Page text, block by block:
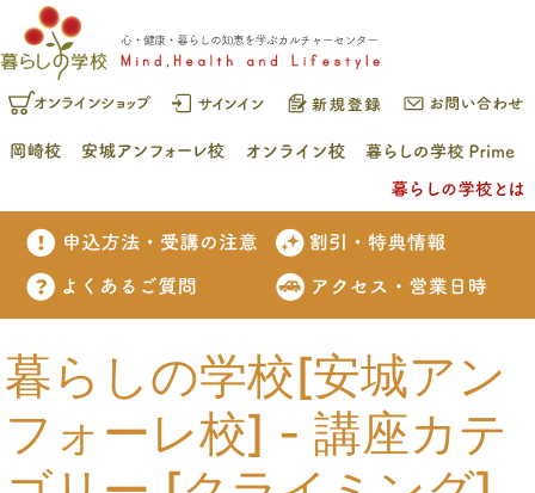
暮らしの学校[安城アン
フォーレ校] - 講座カテ